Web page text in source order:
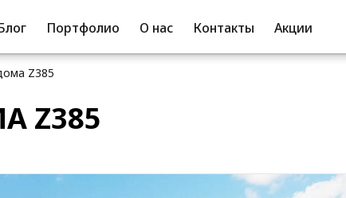
Портфолио О нас Контакты Акции
Z385
Z385